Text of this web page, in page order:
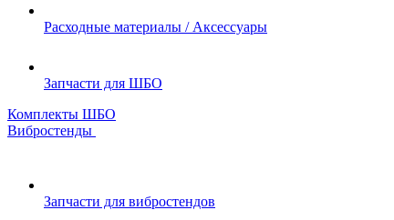
Расходные материалы / Аксессуары
Запчасти для ШБО
Комплекты ШБО
Вибростенды
Запчасти для вибростендов